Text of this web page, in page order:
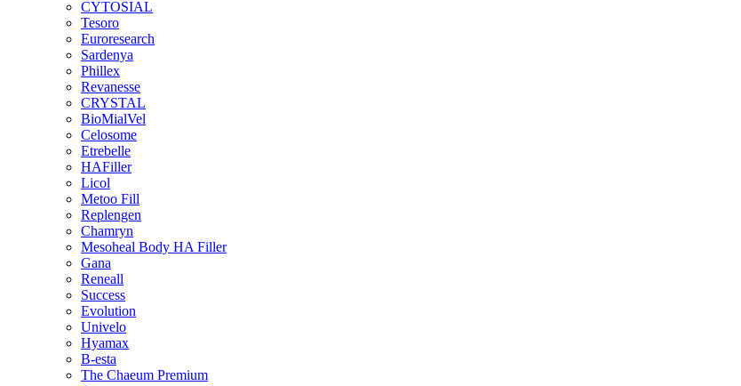
CYTOSIAL
Tesoro
Euroresearch
Sardenya
Phillex
Revanesse
CRYSTAL
BioMialVel
Celosome
Etrebelle
HAFiller
Licol
Metoo Fill
Replengen
Chamryn
Mesoheal Body HA Filler
Gana
Reneall
Success
Evolution
Univelo
Hyamax
B-esta
The Chaeum Premium